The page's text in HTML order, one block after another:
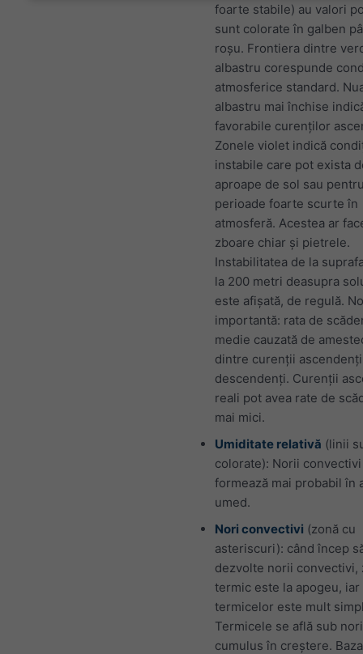
foarte stabile) au valori
sunt colorate în galben
roșu. Frontiera dintre
albastru corespunde
atmosferice standard.
albastru mai închise
favorabile curenților
Zonele violet indică
instabile care pot exista
aproape de sol sau
perioade foarte scurte în
atmosferă. Acestea ar
zboare chiar și pietrele.
Instabilitatea de la
la 200 metri deasupra
este afișată, de regulă.
importantă: rata de
medie cauzată de
dintre curenții
descendenți. Curenții
reali pot avea rate de
mai mici.
Umiditate relativă (linii
colorate): Norii
formează mai probabil în
umed.
Nori convectivi (zonă cu
asteriscuri): când încep
dezvolte norii convectivi,
termic este la apogeu, iar
termicelor este mult
Termicele se află sub
cumulus în creștere.